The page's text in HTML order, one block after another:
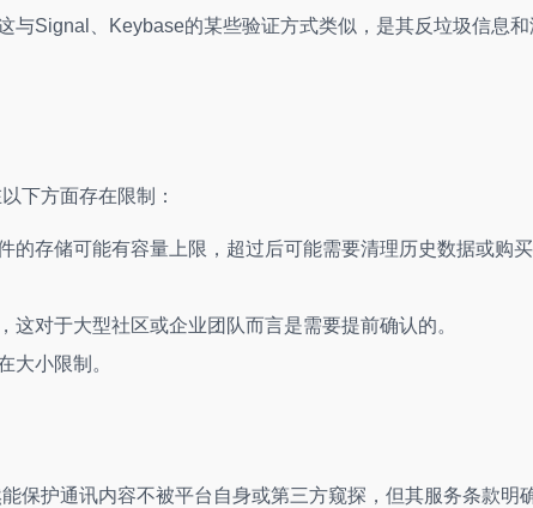
与Signal、Keybase的某些验证方式类似，是其反垃圾信息和
下方面存在限制：
的存储可能有容量上限，超过后可能需要清理历史数据或购
这对于大型社区或企业团队而言是需要提前确认的。
大小限制。
保护通讯内容不被平台自身或第三方窥探，但其服务条款明